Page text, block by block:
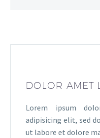
DOLOR AMET
Lorem ipsum
adipisicing elit, sed
ut labore et dolore